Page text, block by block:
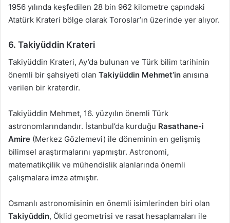
1956 yılında keşfedilen 28 bin 962 kilometre çapındaki
Atatürk Krateri bölge olarak Toroslar’ın üzerinde yer alıyor.
6. Takiyüddin Krateri
Takiyüddin Krateri, Ay’da bulunan ve Türk bilim tarihinin
önemli bir şahsiyeti olan Takiyüddin Mehmet’in anısına
verilen bir kraterdir.
Takiyüddin Mehmet, 16. yüzyılın önemli Türk
astronomlarındandır. İstanbul’da kurduğu Rasathane-i
Amire (Merkez Gözlemevi) ile döneminin en gelişmiş
bilimsel araştırmalarını yapmıştır. Astronomi,
matematikçilik ve mühendislik alanlarında önemli
çalışmalara imza atmıştır.
Osmanlı astronomisinin en önemli isimlerinden biri olan
Takiyüddin, Öklid geometrisi ve rasat hesaplamaları ile